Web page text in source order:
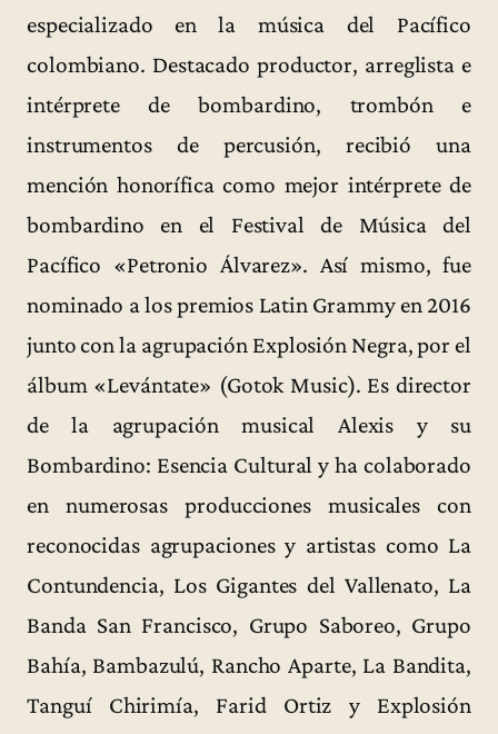
especializado en la música del Pacífico
colombiano. Destacado productor, arreglista e
intérprete de bombardino, trombón e
instrumentos de percusión, recibió una
mención honorífica como mejor intérprete de
bombardino en el Festival de Música del
Pacífico «Petronio Álvarez». Así mismo, fue
nominado a los premios Latin Grammy en 2016
junto con la agrupación Explosión Negra, por el
álbum «Levántate» (Gotok Music). Es director
de la agrupación musical Alexis y su
Bombardino: Esencia Cultural y ha colaborado
en numerosas producciones musicales con
reconocidas agrupaciones y artistas como La
Contundencia, Los Gigantes del Vallenato, La
Banda San Francisco, Grupo Saboreo, Grupo
Bahía, Bambazulú, Rancho Aparte, La Bandita,
Tanguí Chirimía, Farid Ortiz y Explosión